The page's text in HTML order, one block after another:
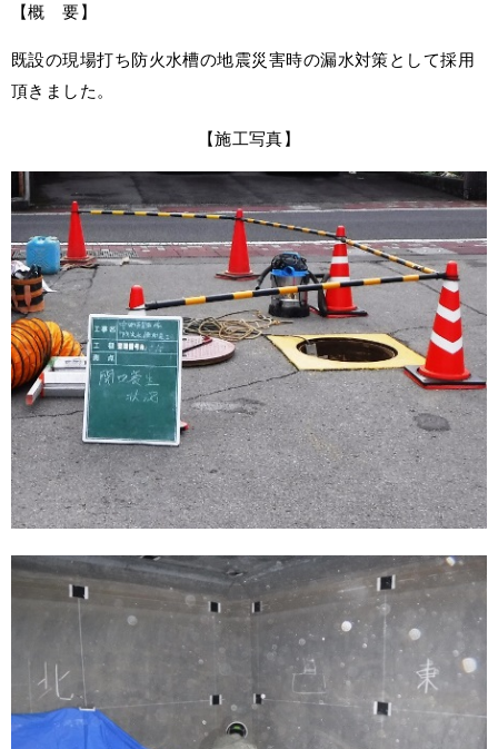
【概 要】
既設の現場打ち防火水槽の地震災害時の漏水対策として採用
頂きました。
【施工写真】